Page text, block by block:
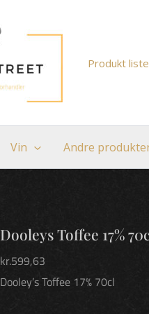
Produkt
Vin Andre
Dooleys Toffee 17%
kr.599,63
Dooley’s Toffee 17% 70cl